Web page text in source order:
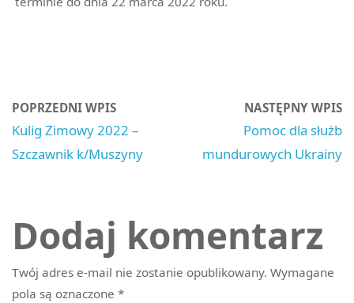
POPRZEDNI WPIS
Kulig Zimowy 2022 –
Szczawnik k/Muszyny
NASTĘPNY WPIS
Pomoc dla służb
mundurowych Ukrainy
Dodaj komentarz
Twój adres e-mail nie zostanie opublikowany. Wymagane
pola są oznaczone*